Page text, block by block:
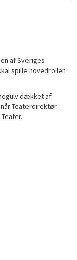
af Sveriges
spille hovedrollen
dækket af
Teaterdirektør